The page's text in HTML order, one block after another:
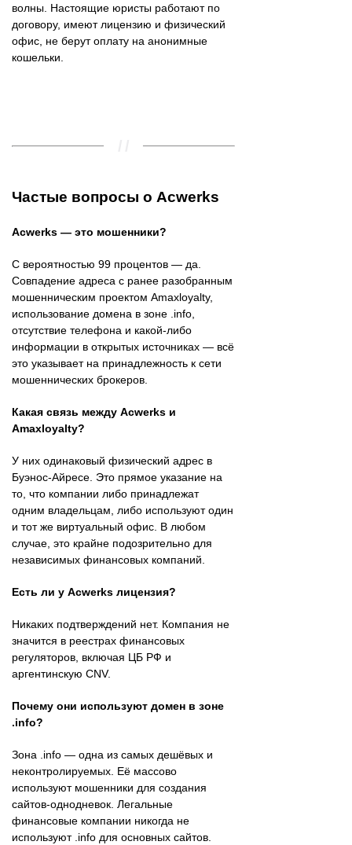
волны. Настоящие юристы работают по
договору, имеют лицензию и физический
офис, не берут оплату на анонимные
кошельки.
Частые вопросы о Acwerks
Acwerks — это мошенники?
С вероятностью 99 процентов — да.
Совпадение адреса с ранее разобранным
мошенническим проектом Amaxloyalty,
использование домена в зоне .info,
отсутствие телефона и какой-либо
информации в открытых источниках — всё
это указывает на принадлежность к сети
мошеннических брокеров.
Какая связь между Acwerks и
Amaxloyalty?
У них одинаковый физический адрес в
Буэнос-Айресе. Это прямое указание на
то, что компании либо принадлежат
одним владельцам, либо используют один
и тот же виртуальный офис. В любом
случае, это крайне подозрительно для
независимых финансовых компаний.
Есть ли у Acwerks лицензия?
Никаких подтверждений нет. Компания не
значится в реестрах финансовых
регуляторов, включая ЦБ РФ и
аргентинскую CNV.
Почему они используют домен в зоне
.info?
Зона .info — одна из самых дешёвых и
неконтролируемых. Её массово
используют мошенники для создания
сайтов-однодневок. Легальные
финансовые компании никогда не
используют .info для основных сайтов.